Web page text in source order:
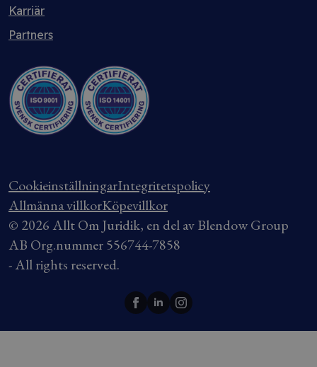
Karriär
Partners
CookieinställningarIntegritetspolicy
Allmänna villkorKöpevillkor
© 2026 Allt Om Juridik, en del av Blendow Group
AB Org.nummer 556744-7858
- All rights reserved.